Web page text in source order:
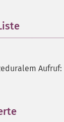
Aufruf: